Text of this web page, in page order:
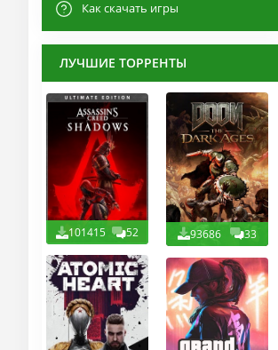
Как скачать игры
ЛУЧШИЕ ТОРРЕНТЫ
101415 52 93686 33